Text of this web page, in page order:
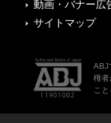
動画・バナー広
サイトマップ
ABJ
権者
こ